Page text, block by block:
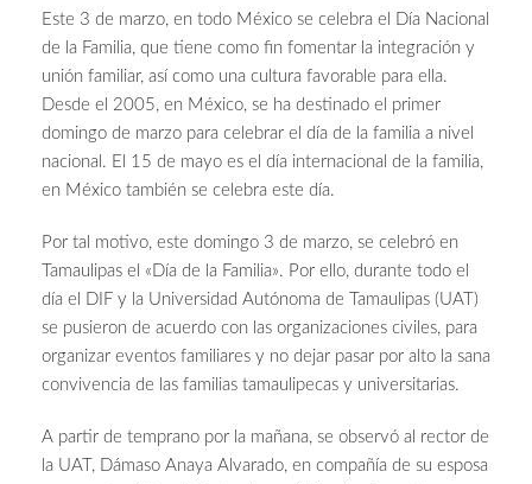
Este 3 de marzo, en todo México se celebra el Día Nacional
de la Familia, que tiene como fin fomentar la integración y
unión familiar, así como una cultura favorable para ella.
Desde el 2005, en México, se ha destinado el primer
domingo de marzo para celebrar el día de la familia a nivel
nacional. El 15 de mayo es el día internacional de la familia,
en México también se celebra este día.
Por tal motivo, este domingo 3 de marzo, se celebró en
Tamaulipas el «Día de la Familia». Por ello, durante todo el
día el DIF y la Universidad Autónoma de Tamaulipas (UAT)
se pusieron de acuerdo con las organizaciones civiles, para
organizar eventos familiares y no dejar pasar por alto la sana
convivencia de las familias tamaulipecas y universitarias.
A partir de temprano por la mañana, se observó al rector de
la UAT, Dámaso Anaya Alvarado, en compañía de su esposa